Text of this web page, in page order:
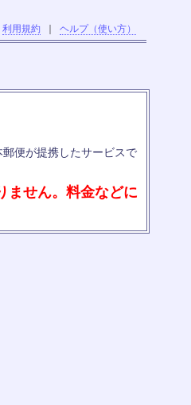
利用規約 ヘルプ（使い方）
便が提携したサービスで
ません。料金などに